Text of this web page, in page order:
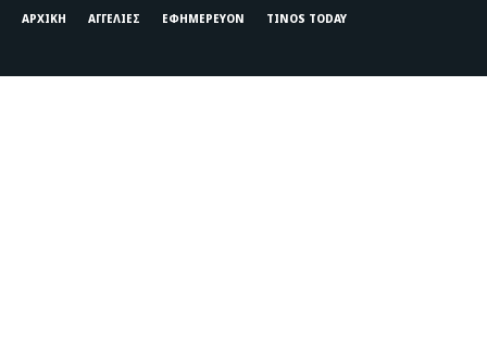
ΑΡΧΙΚΗ ΑΓΓΕΛΙΕΣ ΕΦΗΜΕΡΕΥΟΝ TINOS TODAY